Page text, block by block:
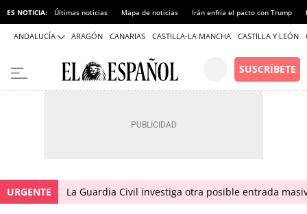
ES NOTICIA: Últimas noticias Mapa de noticias Irán enfría el pacto con Trump
ANDALUCÍA ARAGÓN CANARIAS CASTILLA-LA MANCHA CASTILLA Y LEÓN
URGENTE La Guardia Civil investiga otra posible entrada